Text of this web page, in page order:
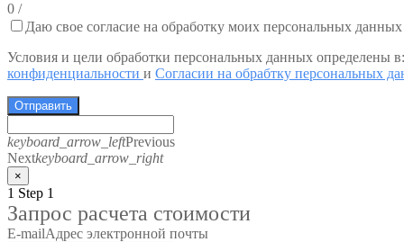
0 /
Даю свое согласие на обработку моих персональных данных
Условия и цели обработки персональных данных определены
конфиденциальности и Согласии на обрабтку персональных
Отправить
keyboard_arrow_leftPrevious
Nextkeyboard_arrow_right
×
1 Step 1
Запрос расчета стоимости
E-mailАдрес электронной почты